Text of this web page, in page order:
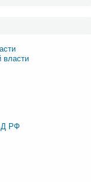
власти
РФ